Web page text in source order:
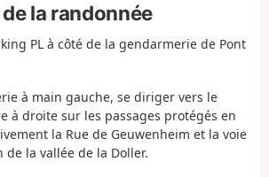
la randonnée
PL à côté de la gendarmerie de Pont
à main gauche, se diriger vers le
à droite sur les passages protégés en
la Rue de Geuwenheim et la voie
la vallée de la Doller.